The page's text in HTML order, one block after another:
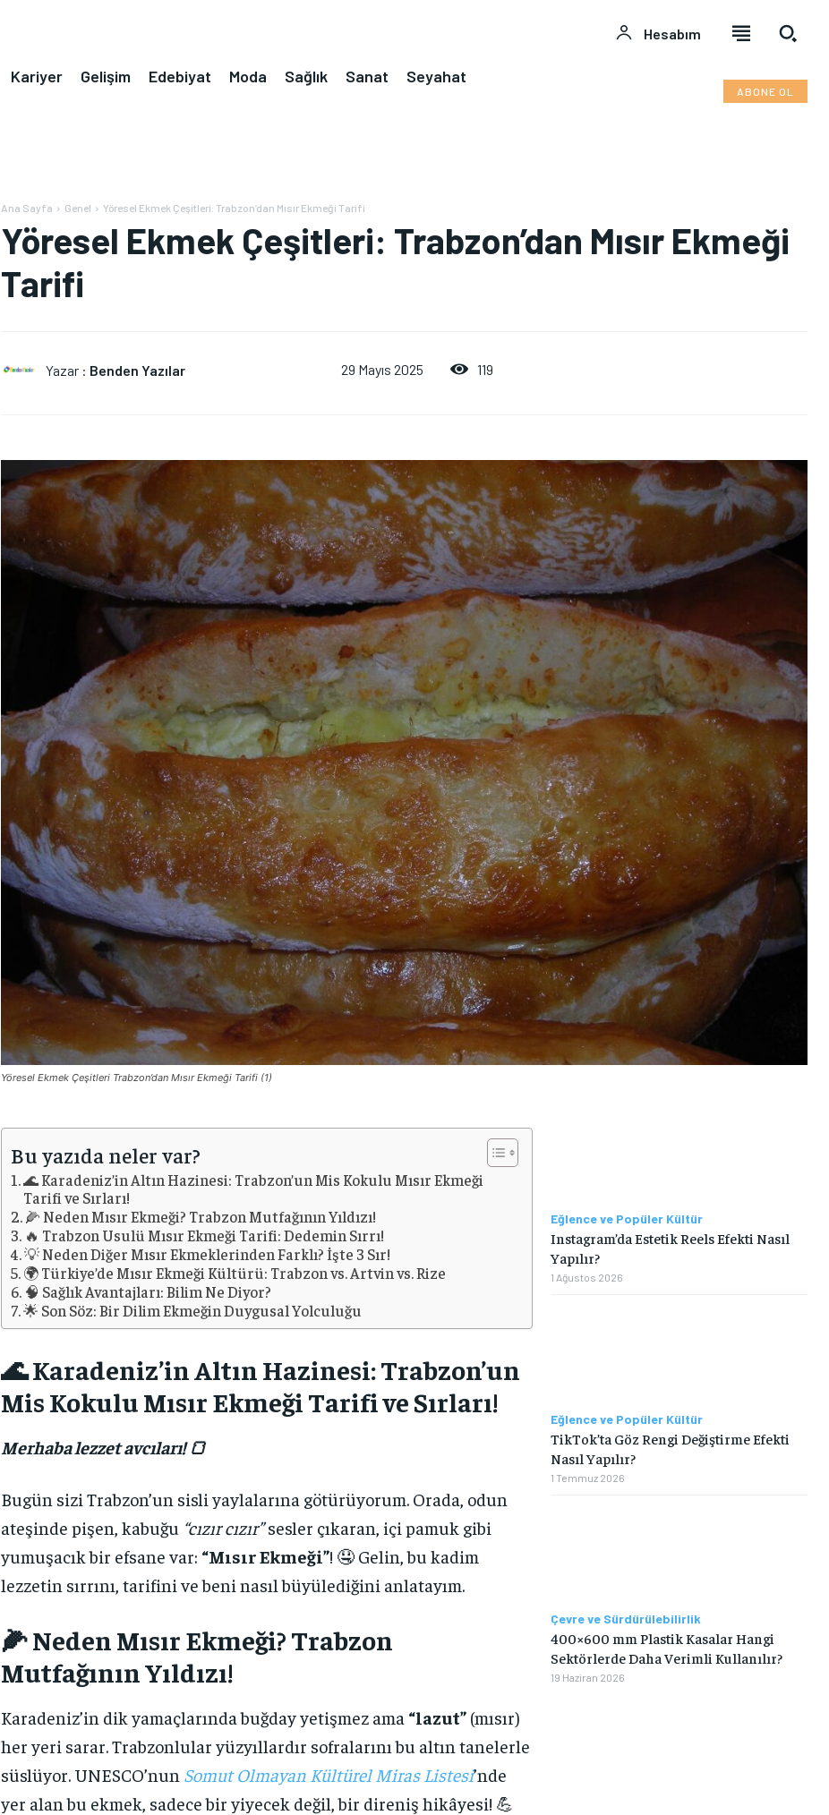
Hesabım
Kariyer Gelişim Edebiyat Moda Sağlık Sanat
Seyahat
ABONE OL
Ana Sayfa Genel Yöresel Ekmek Çeşitleri: Trabzon’dan Mısır Ekmeği Tarifi
Yöresel Ekmek Çeşitleri: Trabzon’dan Mısır Ekmeği
Tarifi
Yazar : Benden Yazılar 29 Mayıs 2025 119
Yöresel Ekmek Çeşitleri Trabzon’dan Mısır Ekmeği Tarifi (1)
Bu yazıda neler var?
🌊 Karadeniz’in Altın Hazinesi: Trabzon’un Mis Kokulu Mısır Ekmeği
Tarifi ve Sırları!
🌽 Neden Mısır Ekmeği? Trabzon Mutfağının Yıldızı!
🔥 Trabzon Usulü Mısır Ekmeği Tarifi: Dedemin Sırrı!
💡 Neden Diğer Mısır Ekmeklerinden Farklı? İşte 3 Sır!
🌍 Türkiye’de Mısır Ekmeği Kültürü: Trabzon vs. Artvin vs. Rize
🧠 Sağlık Avantajları: Bilim Ne Diyor?
🌟 Son Söz: Bir Dilim Ekmeğin Duygusal Yolculuğu
🌊 Karadeniz’in Altın Hazinesi: Trabzon’un
Mis Kokulu Mısır Ekmeği Tarifi ve Sırları!
Merhaba lezzet avcıları! 🍞
Bugün sizi Trabzon’un sisli yaylalarına götürüyorum. Orada, odun
ateşinde pişen, kabuğu “cızır cızır”sesler çıkaran, içi pamuk gibi
yumuşacık bir efsane var: “Mısır Ekmeği”! 🤤 Gelin, bu kadim
lezzetin sırrını, tarifini ve beni nasıl büyülediğini anlatayım.
🌽 Neden Mısır Ekmeği? Trabzon
Mutfağının Yıldızı!
Karadeniz’in dik yamaçlarında buğday yetişmez ama “lazut”(mısır)
her yeri sarar. Trabzonlular yüzyıllardır sofralarını bu altın tanelerle
süslüyor. UNESCO’nun Somut Olmayan Kültürel Miras Listesi’nde
yer alan bu ekmek, sadece bir yiyecek değil, bir direniş hikâyesi! 💪
Eğlence ve Popüler Kültür
Instagram’da Estetik Reels Efekti Nasıl
Yapılır?
1 Ağustos 2026
Eğlence ve Popüler Kültür
TikTok’ta Göz Rengi Değiştirme Efekti
Nasıl Yapılır?
1 Temmuz 2026
Çevre ve Sürdürülebilirlik
400×600 mm Plastik Kasalar Hangi
Sektörlerde Daha Verimli Kullanılır?
19 Haziran 2026